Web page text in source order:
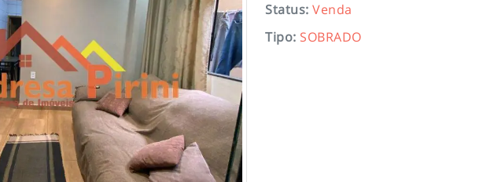
Status: Venda
Tipo: SOBRADO